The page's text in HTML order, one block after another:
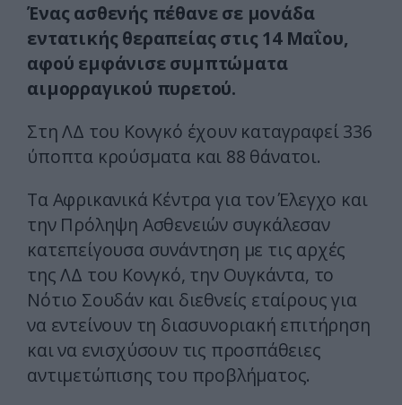
Ένας ασθενής πέθανε σε μονάδα
εντατικής θεραπείας στις 14 Μαΐου,
αφού εμφάνισε συμπτώματα
αιμορραγικού πυρετού.
Στη ΛΔ του Κονγκό έχουν καταγραφεί 336
ύποπτα κρούσματα και 88 θάνατοι.
Τα Αφρικανικά Κέντρα για τον Έλεγχο και
την Πρόληψη Ασθενειών συγκάλεσαν
κατεπείγουσα συνάντηση με τις αρχές
της ΛΔ του Κονγκό, την Ουγκάντα, το
Νότιο Σουδάν και διεθνείς εταίρους για
να εντείνουν τη διασυνοριακή επιτήρηση
και να ενισχύσουν τις προσπάθειες
αντιμετώπισης του προβλήματος.